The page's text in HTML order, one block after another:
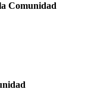
Comunidad